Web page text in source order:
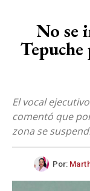
No se
Tepuche
El vocal
comentó que
zona se
Por: